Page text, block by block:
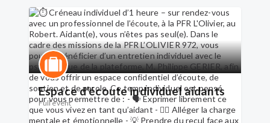
dans votre relation avec votre proche aidé - 🌿
Retrouver des ressources pour mieux prendre
soin de vous L'entretien se déroule en toute
confidentialité, dans un cadre sécurisant et
bienveillant. ✨ Séance gratuite, car financées par
l’ARS Martinique. 📲 Réservez votre créneau
auprès de l’équipe de la PFR L’OLIVIER 972 ou
directement sur le site
https://www.soutenirlesaidants.fr/plateforme-
de-repit-l-olivier-972/le-robert/activites
Espace d’écoute individuel aidants
Full event